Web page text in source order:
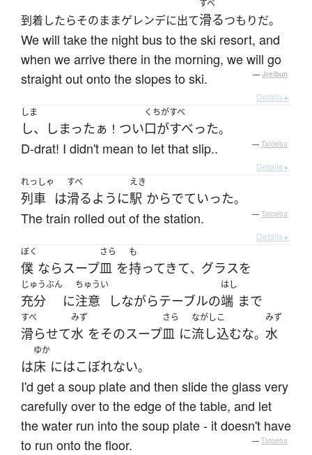
到着したらそのままゲレンデに出て
すべ
滑るつもりだ。
We will take the night bus to the ski resort, and
when we arrive there in the morning, we will go
straight out onto the slopes to ski.
— Jreibun
Details ▸
しま
し、しまったぁ ！ つい
くちがすべ
口がすべった。
D-drat! I didn't mean to let that slip.. — Tatoeba
Details ▸
れっしゃ
列車 は
すべ
滑るように
えき
駅 からでていった。
The train rolled out of the station. — Tatoeba
Details ▸
ぼく
僕 ならスープ
さら
皿 を
も
持ってきて、 グラスを
じゅうぶん
充分 に
ちゅうい
注意 しながらテーブルの
はし
端 まで
すべ
滑らせて
みず
水 をそのスープ
さら
皿 に
ながしこ
流し込むな。
みず
水
は
ゆか
床 にはこぼれない。
I'd get a soup plate and then slide the glass very
carefully over to the edge of the table, and let
the water run into the soup plate - it doesn't have
to run onto the floor.
— Tatoeba